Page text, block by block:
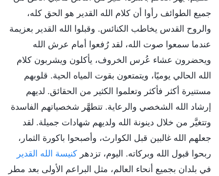
جميع الطوائف رأوا أن كلام الله القدير هو الحق كله،
والروح القدس يخاطب الكنائس. وقبلوا الله القدير بعزيمة
عندما سمعوا صوت الله، لقد رُفعوا أمام عرش الله
ويحضرون عشاء عُرس الخروف، يأكلون ويشربون كلام
الله الحالي يوميًا، ويتمتعون بقوت المياه الحية. قلوبهم
مستنيرة أكثر فأكثر وتعلموا الكثير من الحقائق. لديهم
إرشاد الله الشخصي والرعاية. تتطهَّر شخصياتهم الفاسدة
وتتغيَّر من خلال دينونة الله ولديهم شهادات جميلة. لقد
جعلهم الله غالبين قبل الكوارث، وأصبحوا باكورة الثمار،
ربحوا قبول الله وبركاته. اليوم، تزدهر كنيسة الله القدير
في بلدان بجميع أنحاء العالم، مثل البراعم الأولى بعد مطر